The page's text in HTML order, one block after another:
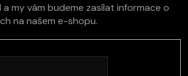
my vám budeme zasílat informace o
na našem e-shopu.